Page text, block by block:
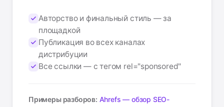
Авторство и финальный стиль — за
площадкой
Публикация во всех каналах
дистрибуции
Все ссылки — с тегом rel="sponsored"
Примеры разборов: Ahrefs — обзор SEO-